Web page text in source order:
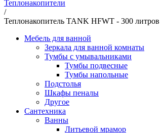
Теплонакопители
/
Теплонакопитель TANK HFWT - 300 литров
Мебель для ванной
Зеркала для ванной комнаты
Тумбы с умывальниками
Тумбы подвесные
Тумбы напольные
Подстолья
Шкафы пеналы
Другое
Сантехника
Ванны
Литьевой мрамор